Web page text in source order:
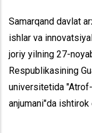
Samarqand davlat
ishlar va
joriy yilning 27-
Respublikasining
universitetida
anjumani"da ishtirok